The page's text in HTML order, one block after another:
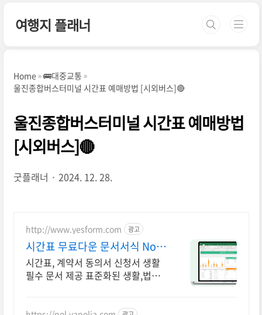
여행지 플래너
Home
🚌대중교통
울진종합버스터미널 시간표 예매방법 [시외버스]🔴
울진종합버스터미널 시간표 예매방법
[시외버스]🔴
굿플래너 2024. 12. 28.
http://www.yesform.com 광고
시간표 무료다운 문서서식 No.1
예스폼
시간표, 계약서 동의서 신청서 생활
필수 문서 제공 표준화된 생활,법률